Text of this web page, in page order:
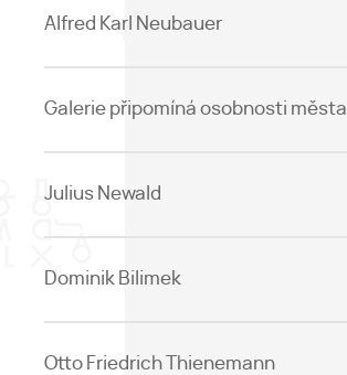
Alfred Karl Neubauer
Galerie připomíná osobnosti města
Julius Newald
Dominik Bilimek
Otto Friedrich Thienemann